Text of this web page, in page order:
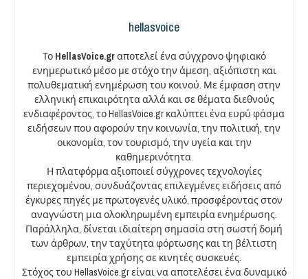
hellasvoice
Το HellasVoice.grαποτελεί ένα σύγχρονο ψηφιακό
ενημερωτικό μέσο με στόχο την άμεση, αξιόπιστη και
πολυθεματική ενημέρωση του κοινού. Με έμφαση στην
ελληνική επικαιρότητα αλλά και σε θέματα διεθνούς
ενδιαφέροντος, το HellasVoice.gr καλύπτει ένα ευρύ φάσμα
ειδήσεων που αφορούν την κοινωνία, την πολιτική, την
οικονομία, τον τουρισμό, την υγεία και την
καθημερινότητα.
Η πλατφόρμα αξιοποιεί σύγχρονες τεχνολογίες
περιεχομένου, συνδυάζοντας επιλεγμένες ειδήσεις από
έγκυρες πηγές με πρωτογενές υλικό, προσφέροντας στον
αναγνώστη μια ολοκληρωμένη εμπειρία ενημέρωσης.
Παράλληλα, δίνεται ιδιαίτερη σημασία στη σωστή δομή
των άρθρων, την ταχύτητα φόρτωσης και τη βέλτιστη
εμπειρία χρήσης σε κινητές συσκευές.
Στόχος του HellasVoice.gr είναι να αποτελέσει ένα δυναμικό